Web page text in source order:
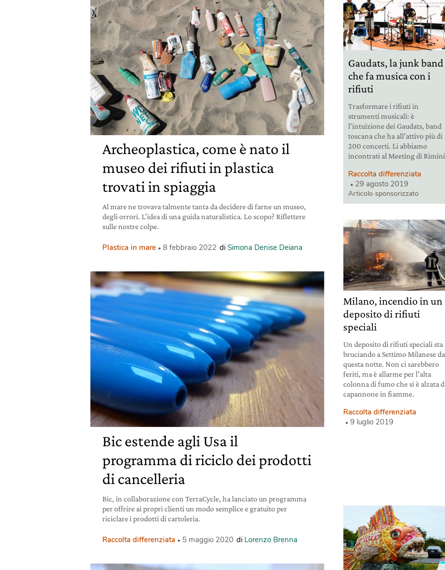
Archeoplastica, come è nato il
museo dei rifiuti in plastica
trovati in spiaggia
Al mare ne trovava talmente tanta da decidere di farne un museo,
degli orrori. L’idea di una guida naturalistica. Lo scopo? Riflettere
sulle nostre colpe.
Plastica in mare 8 febbraio 2022 di Simona Denise Deiana
Bic estende agli Usa il
programma di riciclo dei prodotti
di cancelleria
Bic, in collaborazione con TerraCycle, ha lanciato un programma
per offrire ai propri clienti un modo semplice e gratuito per
riciclare i prodotti di cartoleria.
Raccolta differenziata 5 maggio 2020 di Lorenzo Brenna
Gaudats, la junk band
che fa musica con i
rifiuti
Trasformare i rifiuti in
strumenti musicali: è
l’intuizione dei Gaudats, band
toscana che ha all’attivo più di
200 concerti. Li abbiamo
incontrati al Meeting di
Raccolta differenziata
29 agosto 2019
Articolo sponsorizzato
Milano, incendio in un
deposito di rifiuti
speciali
Un deposito di rifiuti speciali sta
bruciando a Settimo Milanese da
questa notte. Non ci sarebbero
feriti, ma è allarme per l’alta
colonna di fumo che si è alzata
capannone in fiamme.
Raccolta differenziata
9 luglio 2019